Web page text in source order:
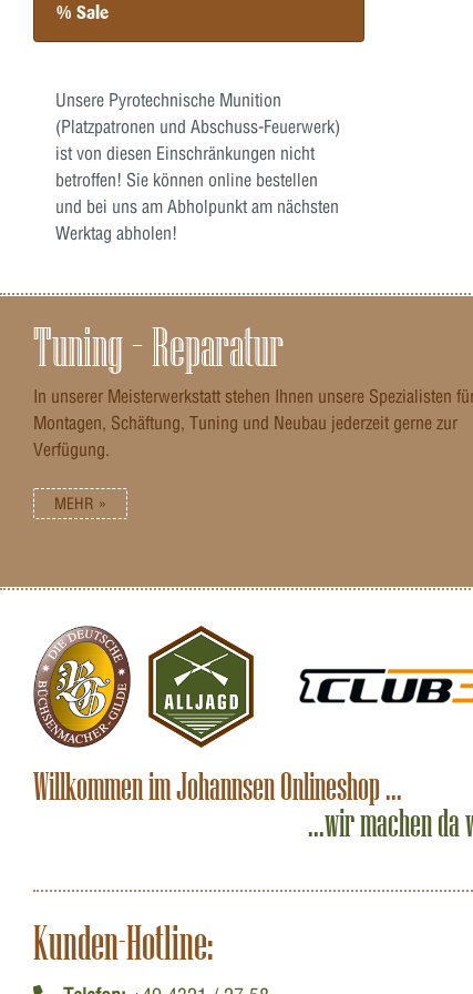
% Sale
Unsere Pyrotechnische Munition
(Platzpatronen und Abschuss-Feuerwerk)
ist von diesen Einschränkungen nicht
betroffen! Sie können online bestellen
und bei uns am Abholpunkt am nächsten
Werktag abholen!
Tuning – Reparatur
In unserer Meisterwerkstatt stehen Ihnen unsere Spezialisten
Montagen, Schäftung, Tuning und Neubau jederzeit gerne zur
Verfügung.
MEHR »
Willkommen im Johannsen Onlineshop ...
...wir machen da
Kunden-Hotline: